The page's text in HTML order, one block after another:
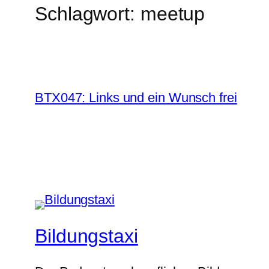
Schlagwort: meetup
BTX047: Links und ein Wunsch frei
Bildungstaxi